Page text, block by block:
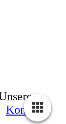
Kontakt